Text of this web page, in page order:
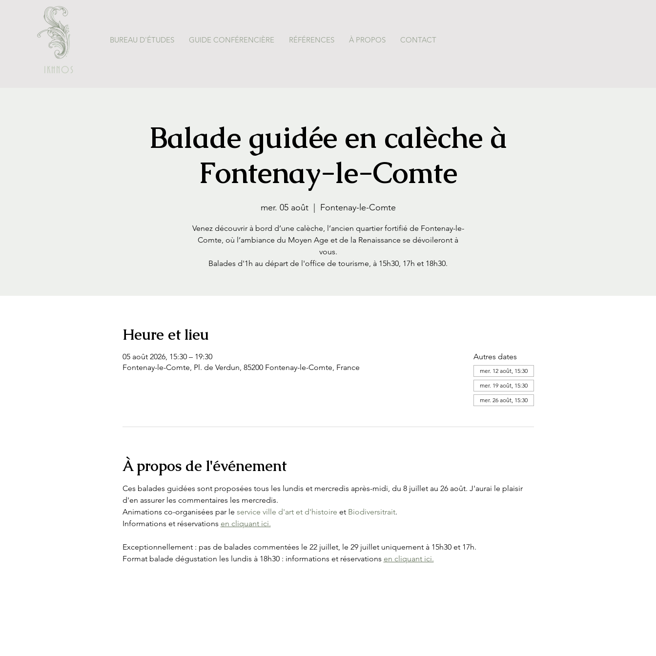
IKHNOS
BUREAU D'ÉTUDES GUIDE CONFÉRENCIÈRE RÉFÉRENCES À PROPOS CONTACT
Balade guidée en calèche à
Fontenay-le-Comte
mer. 05 août
  |
Fontenay-le-Comte
Venez découvrir à bord d’une calèche, l’ancien quartier fortifié de Fontenay-le-
Comte, où l’ambiance du Moyen Age et de la Renaissance se dévoileront à
vous.
Balades d'1h au départ de l'office de tourisme, à 15h30, 17h et 18h30.
Heure et lieu
05 août 2026, 15:30 – 19:30
Fontenay-le-Comte, Pl. de Verdun, 85200 Fontenay-le-Comte, France
Autres dates
mer. 12 août, 15:30
mer. 19 août, 15:30
mer. 26 août, 15:30
À propos de l'événement
Ces balades guidées sont proposées tous les lundis et mercredis après-midi, du 8 juillet au 26 août. J'aurai le plaisir
d'en assurer les commentaires les mercredis.
Animations co-organisées par le service ville d'art et d'histoire et Biodiversitrait.
Informations et réservations en cliquant ici.
Exceptionnellement : pas de balades commentées le 22 juillet, le 29 juillet uniquement à 15h30 et 17h.
Format balade dégustation les lundis à 18h30 : informations et réservations en cliquant ici.